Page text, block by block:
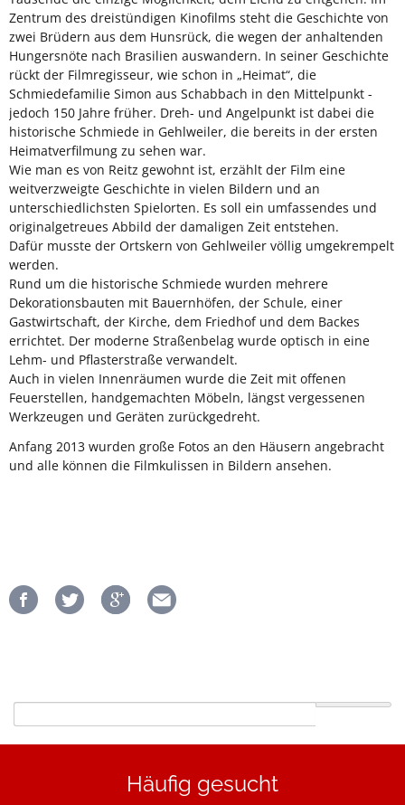
Zentrum des dreistündigen Kinofilms steht die Geschichte von
zwei Brüdern aus dem Hunsrück, die wegen der anhaltenden
Hungersnöte nach Brasilien auswandern. In seiner Geschichte
rückt der Filmregisseur, wie schon in „Heimat“, die
Schmiedefamilie Simon aus Schabbach in den Mittelpunkt -
jedoch 150 Jahre früher. Dreh- und Angelpunkt ist dabei die
historische Schmiede in Gehlweiler, die bereits in der ersten
Heimatverfilmung zu sehen war.
Wie man es von Reitz gewohnt ist, erzählt der Film eine
weitverzweigte Geschichte in vielen Bildern und an
unterschiedlichsten Spielorten. Es soll ein umfassendes und
originalgetreues Abbild der damaligen Zeit entstehen.
Dafür musste der Ortskern von Gehlweiler völlig umgekrempelt
werden.
Rund um die historische Schmiede wurden mehrere
Dekorationsbauten mit Bauernhöfen, der Schule, einer
Gastwirtschaft, der Kirche, dem Friedhof und dem Backes
errichtet. Der moderne Straßenbelag wurde optisch in eine
Lehm- und Pflasterstraße verwandelt.
Auch in vielen Innenräumen wurde die Zeit mit offenen
Feuerstellen, handgemachten Möbeln, längst vergessenen
Werkzeugen und Geräten zurückgedreht.
Anfang 2013 wurden große Fotos an den Häusern angebracht
und alle können die Filmkulissen in Bildern ansehen.
Häufig gesucht